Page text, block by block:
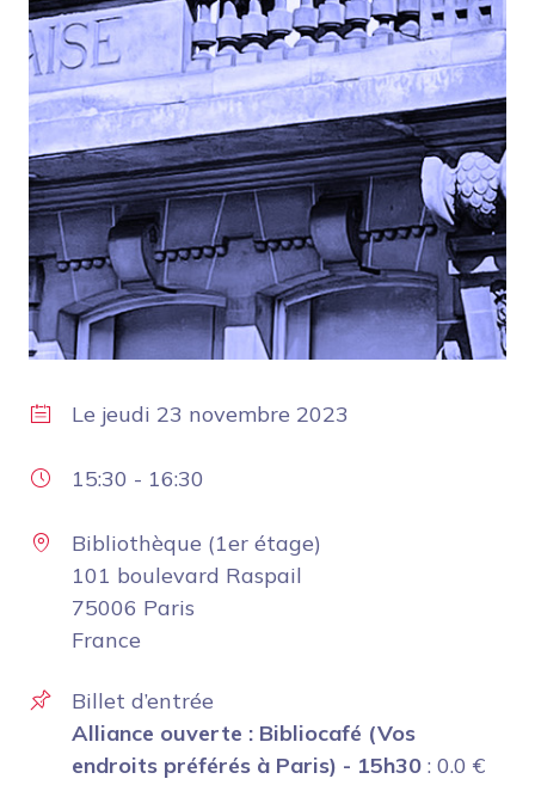
Le jeudi 23 novembre 2023
15:30 - 16:30
Bibliothèque (1er étage)
101 boulevard Raspail
75006 Paris
France
Billet d’entrée
Alliance ouverte : Bibliocafé (Vos
endroits préférés à Paris) - 15h30 : 0.0 €